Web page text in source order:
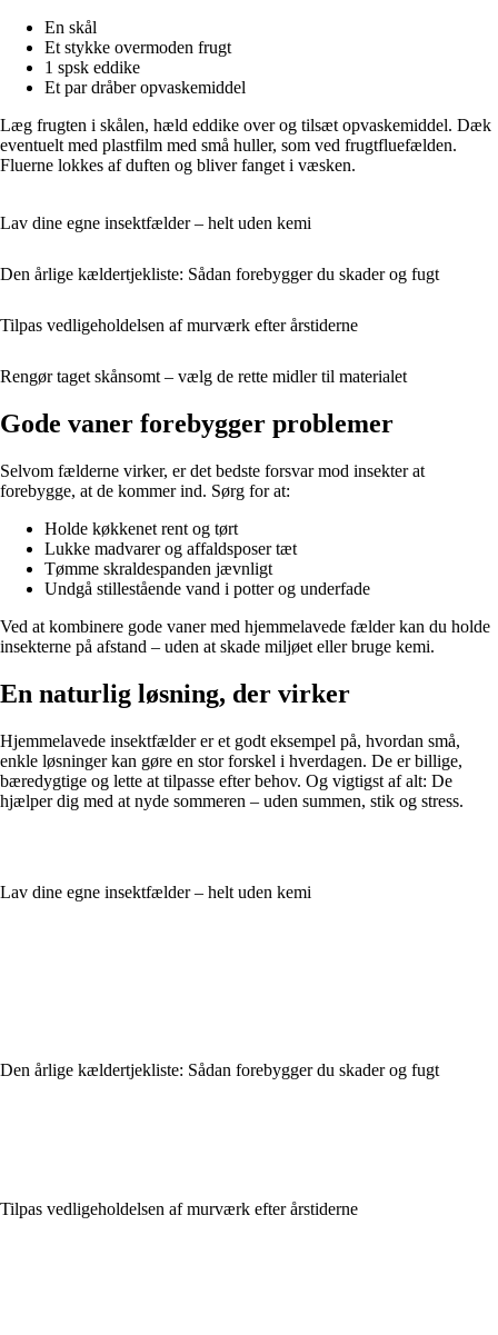
En skål
Et stykke overmoden frugt
1 spsk eddike
Et par dråber opvaskemiddel
Læg frugten i skålen, hæld eddike over og tilsæt opvaskemiddel. Dæk
eventuelt med plastfilm med små huller, som ved frugtfluefælden.
Fluerne lokkes af duften og bliver fanget i væsken.
Lav dine egne insektfælder – helt uden kemi
Den årlige kældertjekliste: Sådan forebygger du skader og fugt
Tilpas vedligeholdelsen af murværk efter årstiderne
Rengør taget skånsomt – vælg de rette midler til materialet
Gode vaner forebygger problemer
Selvom fælderne virker, er det bedste forsvar mod insekter at
forebygge, at de kommer ind. Sørg for at:
Holde køkkenet rent og tørt
Lukke madvarer og affaldsposer tæt
Tømme skraldespanden jævnligt
Undgå stillestående vand i potter og underfade
Ved at kombinere gode vaner med hjemmelavede fælder kan du holde
insekterne på afstand – uden at skade miljøet eller bruge kemi.
En naturlig løsning, der virker
Hjemmelavede insektfælder er et godt eksempel på, hvordan små,
enkle løsninger kan gøre en stor forskel i hverdagen. De er billige,
bæredygtige og lette at tilpasse efter behov. Og vigtigst af alt: De
hjælper dig med at nyde sommeren – uden summen, stik og stress.
Lav dine egne insektfælder – helt uden kemi
Den årlige kældertjekliste: Sådan forebygger du skader og fugt
Tilpas vedligeholdelsen af murværk efter årstiderne